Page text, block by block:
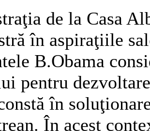
de la Casa
în aspiraţiile
B.Obama
pentru
în
În acest